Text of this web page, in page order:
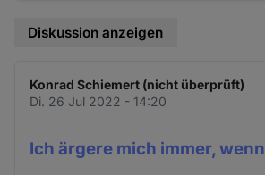
Diskussion anzeigen
Konrad Schiemert (nicht überprüft)
Di. 26 Jul 2022 - 14:20
Ich ärgere mich immer, wenn